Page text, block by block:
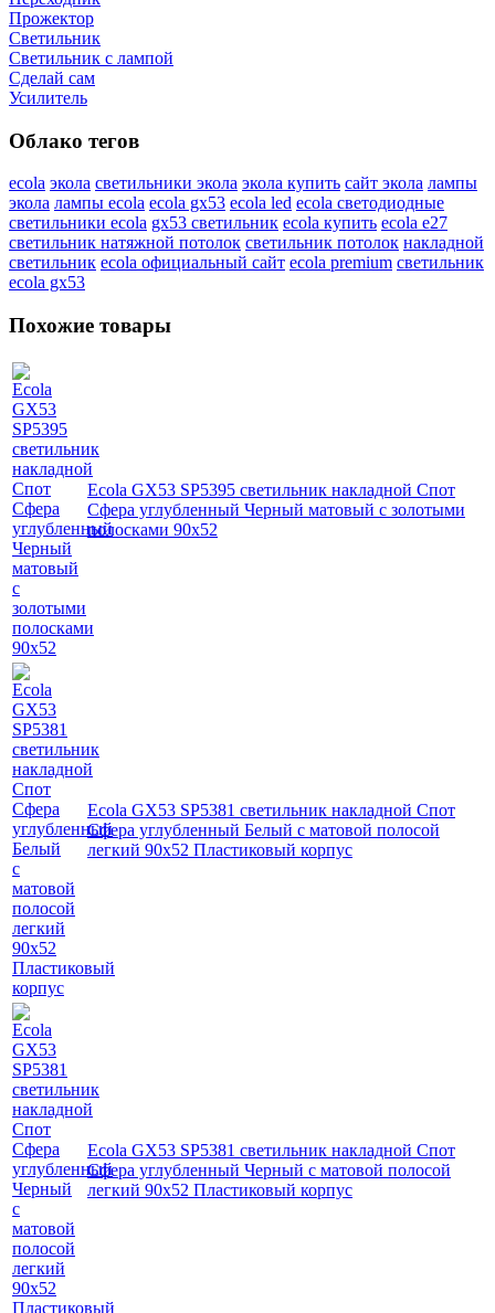
Прожектор
Светильник
Светильник c лампой
Сделай сам
Усилитель
Облако тегов
ecola экола светильники экола экола купить сайт экола лампы
экола лампы ecola ecola gx53 ecola led ecola светодиодные
светильники ecola gx53 светильник ecola купить ecola e27
светильник натяжной потолок светильник потолок накладной
светильник ecola официальный сайт ecola premium светильник
ecola gx53
Похожие товары
Ecola GX53 SP5395 светильник накладной Спот
Сфера углубленный Черный матовый с золотыми
полосками 90х52
Ecola GX53 SP5381 светильник накладной Спот
Сфера углубленный Белый с матовой полосой
легкий 90х52 Пластиковый корпус
Ecola GX53 SP5381 светильник накладной Спот
Сфера углубленный Черный с матовой полосой
легкий 90х52 Пластиковый корпус